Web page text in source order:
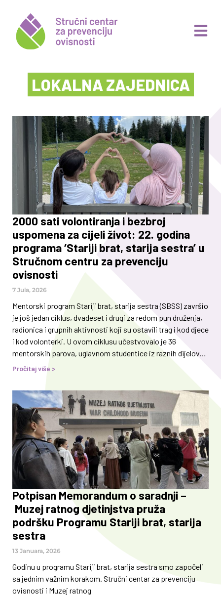
LOKALNA ZAJEDNICA
2000 sati volontiranja i bezbroj
uspomena za cijeli život: 22. godina
programa ‘Stariji brat, starija sestra’ u
Stručnom centru za prevenciju
ovisnosti
7 Jula, 2026
Mentorski program Stariji brat, starija sestra (SBSS) završio
je još jedan ciklus, dvadeset i drugi za redom pun druženja,
radionica i grupnih aktivnosti koji su ostavili trag i kod djece
i kod volonterki. U ovom ciklusu učestvovalo je 36
mentorskih parova, uglavnom studentice iz raznih dijelova
Bosne i Hercegovine i djeca iz socijalno rizičnih okruženja.
oktobra 2025. i juna 2026. godine, gradili su odnose
prijateljstva i povjerenja koji su sigurno važni i za djecu, ali i
mentorke. Volonterke su redovno imale grupne i
Pročitaj više >
Potpisan Memorandum o saradnji –
Muzej ratnog djetinjstva pruža
podršku Programu Stariji brat, starija
sestra
13 Januara, 2026
Godinu u programu Stariji brat, starija sestra smo započeli
sa jednim važnim korakom. Stručni centar za prevenciju
ovisnosti i Muzej ratnog